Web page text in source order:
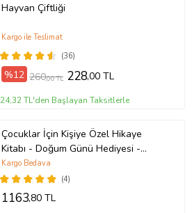
Hayvan Çiftliği
(36)
Kargo ile Teslimat
%12 260,00 TL 228,00 TL
24,32 TL'den Başlayan Taksitlerle
Çocuklar İçin Kişiye Özel Hikaye
Kitabı - Doğum Günü Hediyesi -
Okuma Hediyesi
(4)
Kargo Bedava
1163,80 TL